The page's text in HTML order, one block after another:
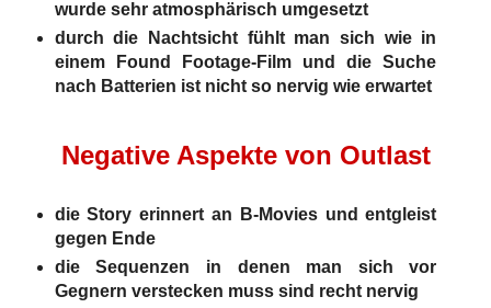
wurde sehr atmosphärisch umgesetzt
durch die Nachtsicht fühlt man sich wie in
einem Found Footage-Film und die Suche
nach Batterien ist nicht so nervig wie erwartet
Negative Aspekte von Outlast
die Story erinnert an B-Movies und entgleist
gegen Ende
die Sequenzen in denen man sich vor
Gegnern verstecken muss sind recht nervig